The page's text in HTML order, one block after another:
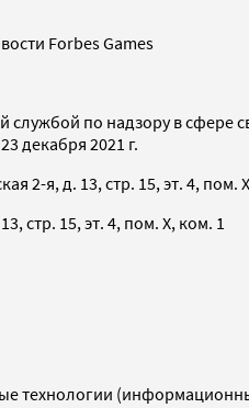
Forbes Games
службой по надзору в
декабря 2021 г.
2-я, д. 13, стр. 15, эт. 4, пом.
стр. 15, эт. 4, пом. X, ком. 1